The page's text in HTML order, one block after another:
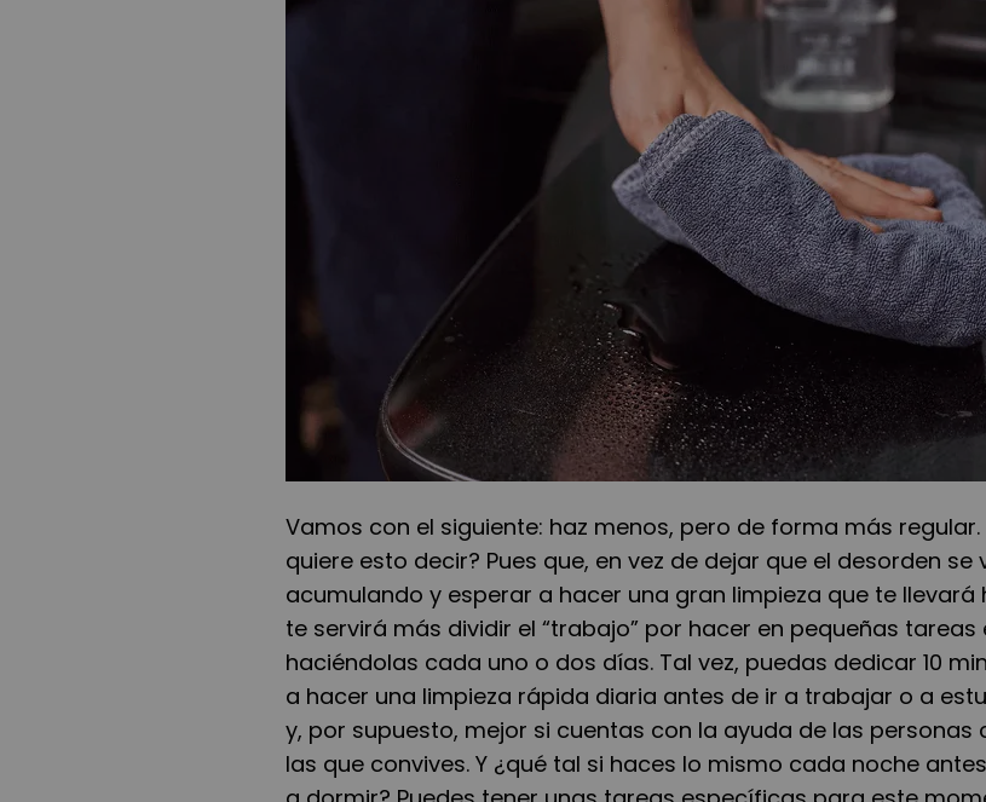
Vamos con el siguiente: haz menos, pero de forma más regular.
quiere esto decir? Pues que, en vez de dejar que el desorden se
acumulando y esperar a hacer una gran limpieza que te llevará
te servirá más dividir el “trabajo” por hacer en pequeñas tareas
haciéndolas cada uno o dos días. Tal vez, puedas dedicar 10
a hacer una limpieza rápida diaria antes de ir a trabajar o a
y, por supuesto, mejor si cuentas con la ayuda de las personas
las que convives. Y ¿qué tal si haces lo mismo cada noche